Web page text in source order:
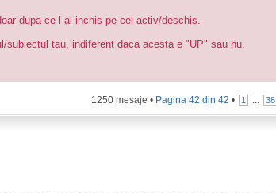
dupa ce l-ai inchis pe cel activ/deschis.
subiectul tau, indiferent daca acesta e "UP" sau nu.
1250 mesaje • Pagina42 din42 • 1 ... 38